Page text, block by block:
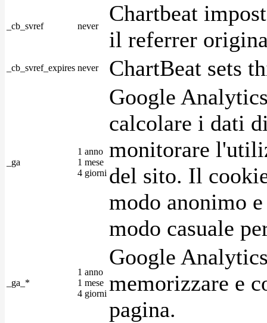
_cb_svref never
Chartbeat
il referrer
_cb_svref_expires never ChartBeat sets
_ga
1 anno
1 mese
4 giorni
Google
calcolare i dati
monitorare
del sito. Il
modo anonimo
modo casuale
_ga_*
1 anno
1 mese
4 giorni
Google
memorizzare e
pagina.